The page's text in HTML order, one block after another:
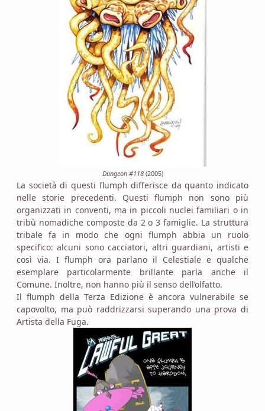
Dungeon #118(2005)
La società di questi flumph differisce da quanto indicato
nelle storie precedenti. Questi flumph non sono più
organizzati in conventi, ma in piccoli nuclei familiari o in
tribù nomadiche composte da 2 o 3 famiglie. La struttura
tribale fa in modo che ogni flumph abbia un ruolo
specifico: alcuni sono cacciatori, altri guardiani, artisti e
così via. I flumph ora parlano il Celestiale e qualche
esemplare particolarmente brillante parla anche il
Comune. Inoltre, non hanno più il senso dell’olfatto.
Il flumph della Terza Edizione è ancora vulnerabile se
capovolto, ma può raddrizzarsi superando una prova di
Artista della Fuga.